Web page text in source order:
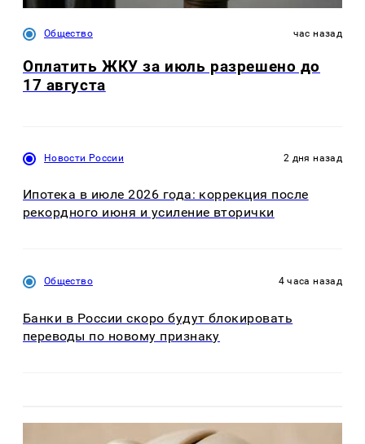
Общество час назад
Оплатить ЖКУ за июль разрешено до
17 августа
Новости России 2 дня назад
Ипотека в июле 2026 года: коррекция после
рекордного июня и усиление вторички
Общество 4 часа назад
Банки в России скоро будут блокировать
переводы по новому признаку